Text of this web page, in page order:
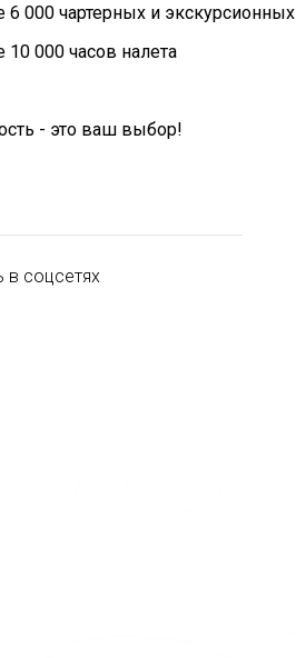
6 000 чартерных и
10 000 часов налета
- это ваш выбор!
в соцсетях